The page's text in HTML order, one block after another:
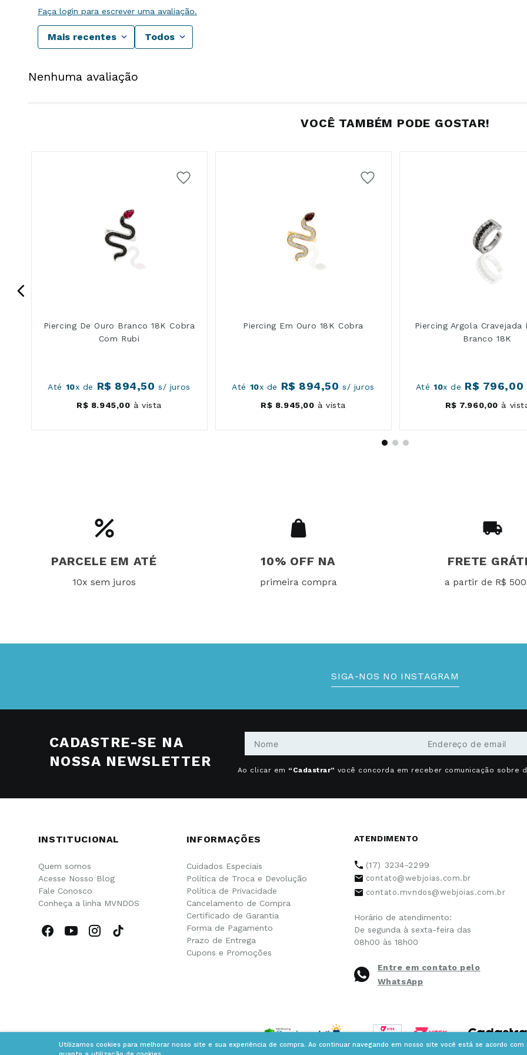
Utilizamos cookies para melhorar nosso site e sua experiência de compra. Ao continuar navegando em nosso site você está se acordo
Faça login para escrever uma avaliação.
Mais recentes Todos
Nenhuma avaliação
VOCÊ TAMBÉM PODE GOSTAR!
Piercing De Ouro Branco 18K Cobra
Com Rubi
Até 10x de R$ 894,50 s/ juros
R$ 8.945,00 à vista
Piercing Em Ouro 18K Cobra
Até 10x de R$ 894,50 s/ juros
R$ 8.945,00 à vista
Piercing Argola Cravejada
Branco 18K
Até10x de R$ 796,00
R$ 7.960,00 à
PARCELE EM ATÉ
10x sem juros
10% OFF NA
primeira compra
FRETE
a partir de R$
SIGA-NOS NO INSTAGRAM
CADASTRE-SE NA
NOSSA NEWSLETTER
Ao clicar em “Cadastrar” você concorda em receber comunicação sobre
INSTITUCIONAL
Quem somos
Acesse Nosso Blog
Fale Conosco
Conheça a linha MVNDOS
INFORMAÇÕES
Cuidados Especiais
Política de Troca e Devolução
Política de Privacidade
Cancelamento de Compra
Certificado de Garantia
Forma de Pagamento
Prazo de Entrega
Cupons e Promoções
ATENDIMENTO
(17) 3234-2299
contato@webjoias.com.br
contato.mvndos@webjoias.com.br
Horário de atendimento:
De segunda à sexta-feira das
08h00 às 18h00
Entre em contato pelo
WhatsApp